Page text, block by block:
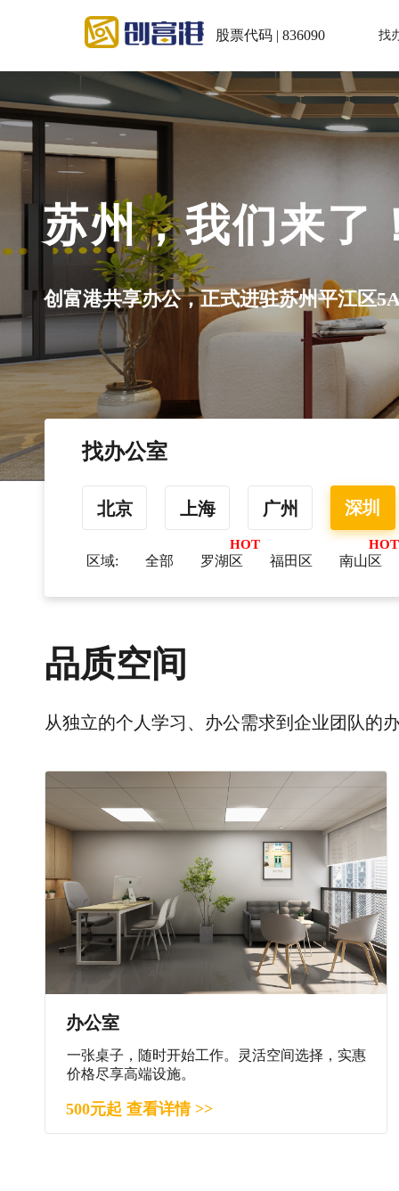
股票代码 | 836090 找
苏州，我们来了
创富港共享办公，正式进驻苏州平江区
找办公室
北京 上海 广州 深圳
区域: 全部 罗湖区 福田区 南山区
品质空间
从独立的个人学习、办公需求到企业团队的
办公室
一张桌子，随时开始工作。灵活空间选择，实惠
价格尽享高端设施。
500元起 查看详情 >>